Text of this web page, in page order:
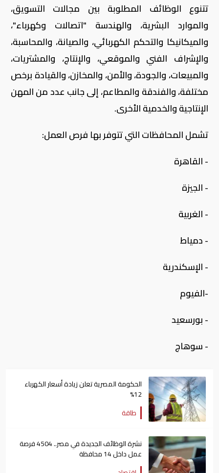
تتنوع الوظائف المطلوبة بين مجالات التسويق،
والموارد البشرية، والهندسة "اتصالات وكهرباء"،
والميكانيكا والتحكم الكهربائي، والصيانة، والمحاسبة،
والإشراف الفني والموقعي، والإنتاج، والمشتريات،
والمبيعات، والجودة، والأمن، والمخازن، والقيادة برخص
مختلفة، والفندقة والمطاعم، إلى جانب عدد من المهن
الإنتاجية والخدمية الأخرى.
تشمل المحافظات التي تتوفر بها فرص العمل:
- القاهرة
- الجيزة
- الغربية
- دمياط
- الإسكندرية
-الفيوم
- بورسعيد
- سوهاج
الحكومة المصرية تعلن زيادة أسعار الكهرباء
12%
طاقة
نشرة الوظائف الجديدة في مصر.. 4504 فرصة
عمل داخل 14 محافظة